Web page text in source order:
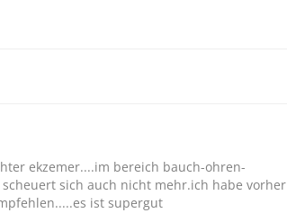
ekzemer....im bereich bauch-ohren-
sich auch nicht mehr.ich habe vorher
ist supergut